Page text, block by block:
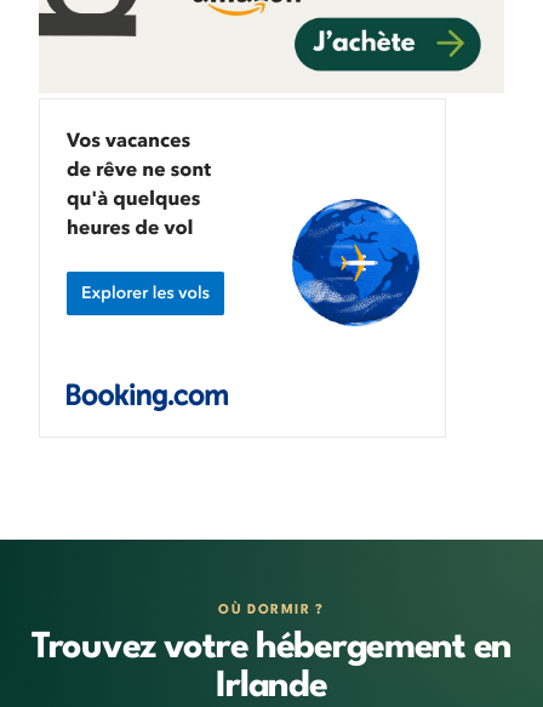
OÙ DORMIR ?
Trouvez votre hébergement en
Irlande